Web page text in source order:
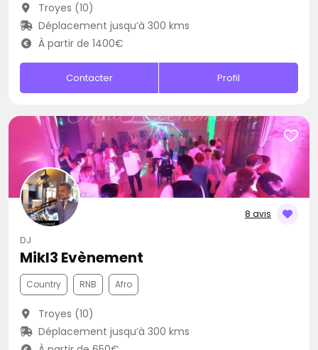
Troyes (10)
Déplacement jusqu’à 300 kms
À partir de 1400€
Contacter Profil
8 avis
DJ
Mikl3 Evènement
Country RNB Afro
Troyes (10)
Déplacement jusqu’à 300 kms